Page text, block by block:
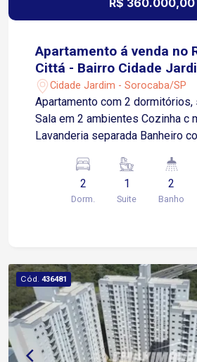
R$ 360.000,00
Apartamento á venda no
Cittá - Bairro Cidade
Cidade Jardim - Sorocaba/SP
Apartamento com 2
Sala em 2 ambientes Cozinha c
Lavanderia separada Banheiro
1 vaga coberta
2
Dorm.
1
Suite
2
Banho
Cód. 436481